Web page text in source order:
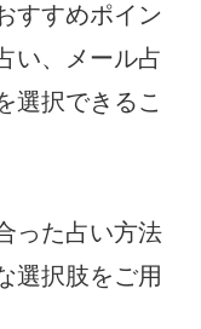
すすめポイン
い、メール占
選択できるこ
った占い方法
選択肢をご用